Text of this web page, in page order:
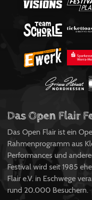
Das Open Flair
Das Open Flair ist ein
Rahmenprogramm aus
Performances und
Festival wird seit 1985
Flair e.V. in Eschwege
rund 20.000 Besuchern.